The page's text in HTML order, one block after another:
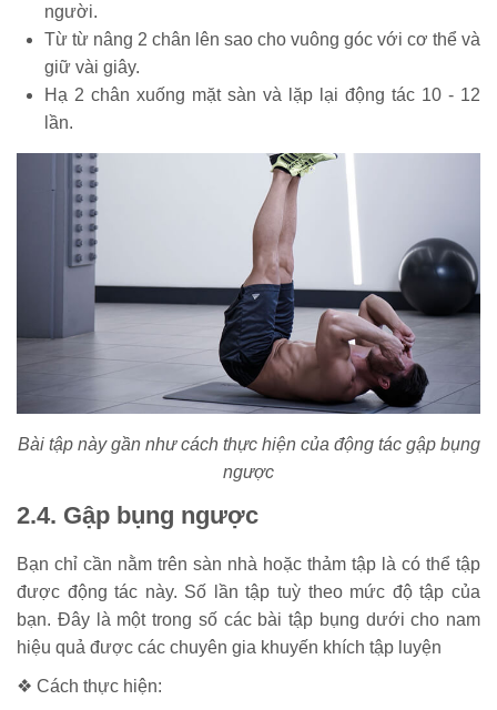
người.
Từ từ nâng 2 chân lên sao cho vuông góc với cơ thể và
giữ vài giây.
Hạ 2 chân xuống mặt sàn và lặp lại động tác 10 - 12
lần.
Bài tập này gần như cách thực hiện của động tác gập bụng
ngược
2.4. Gập bụng ngược
Bạn chỉ cần nằm trên sàn nhà hoặc thảm tập là có thể tập
được động tác này. Số lần tập tuỳ theo mức độ tập của
bạn. Đây là một trong số các bài tập bụng dưới cho nam
hiệu quả được các chuyên gia khuyến khích tập luyện
❖ Cách thực hiện: